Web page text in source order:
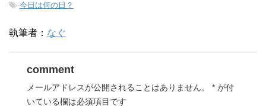
-今日は何の日？
執筆者： なぐ
comment
メールアドレスが公開されることはありません。 * が付
いている欄は必須項目です